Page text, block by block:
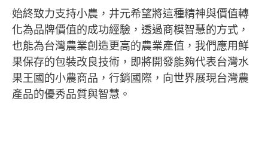
始終致力支持小農，井元希望將這種精神與價值轉
化為品牌價值的成功經驗，透過商模智慧的方式，
也能為台灣農業創造更高的農業產值，我們應用鮮
果保存的包裝改良技術，即將開發能夠代表台灣水
果王國的小農商品，行銷國際，向世界展現台灣農
產品的優秀品質與智慧。